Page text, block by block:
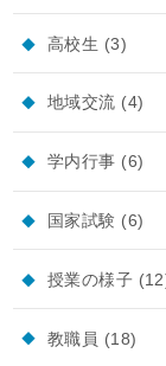
高校生 (3)
地域交流 (4)
学内行事 (6)
国家試験 (6)
授業の様子
教職員 (18)